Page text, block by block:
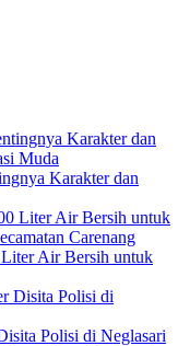
Karakter dan
Air Bersih untuk
Polisi di Neglasari